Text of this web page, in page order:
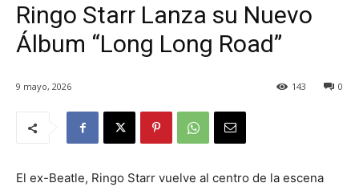
Ringo Starr Lanza su Nuevo
Álbum “Long Long Road”
9 mayo, 2026 0
143
El ex-Beatle, Ringo Starr vuelve al centro de la escena